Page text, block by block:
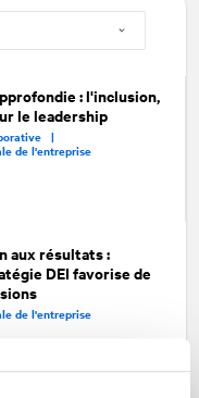
: l'inclusion,
le leadership
|
de l'entreprise
aux résultats :
DEI favorise de
de l'entreprise